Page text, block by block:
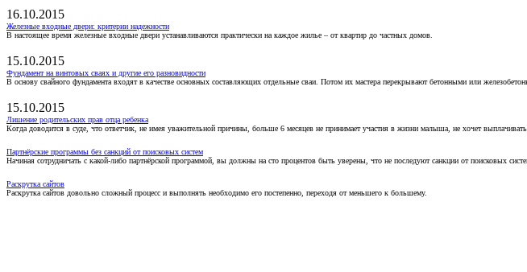
16.10.2015
Железные входные двери: критерии надежности
В настоящее время железные входные двери устанавливаются практически на каждое жилье – от квартир до частных домов.
15.10.2015
Фундамент на винтовых сваях и другие его разновидности
В основу свайного фундамента входят в качестве основных составляющих отдельные сваи. Потом их мастера перекрывают бетонными или
15.10.2015
Лишение родительских прав отца ребенка
Когда доводится в суде, что ответчик, не имея уважительной причины, больше 6 месяцев не принимает участия в жизни малыша, не хочет
Партнёрские программы без санкций от поисковых систем
Начиная сотрудничать с какой-либо партнёрской программой, вы должны на сто процентов быть уверены, что не последуют санкции от поисковых
Раскрутка сайтов
Раскрутка сайтов довольно сложный процесс и выполнять необходимо его постепенно, переходя от меньшего к большему.